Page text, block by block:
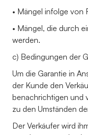
• Mängel infolge von
• Mängel, die durch
werden.
c) Bedingungen der
Um die Garantie in
der Kunde den
benachrichtigen und
zu den Umständen
Der Verkäufer wird